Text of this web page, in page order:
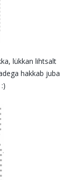
lükkan lihtsalt
hakkab juba